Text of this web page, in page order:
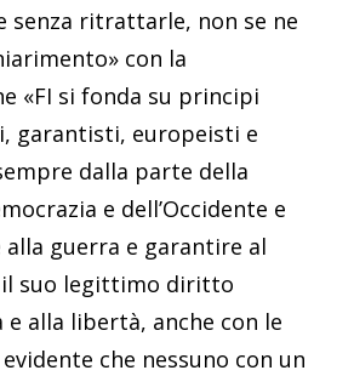
senza ritrattarle, non se ne
con la
«FI si fonda su principi
garantisti, europeisti e
dalla parte della
e dell’Occidente e
guerra e garantire al
suo legittimo diritto
e alla libertà, anche con le
che nessuno con un